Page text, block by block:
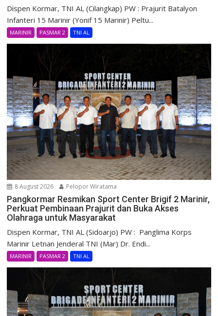
Dispen Kormar, TNI AL (Cilangkap) PW : Prajurit Batalyon
Infanteri 15 Marinir (Yonif 15 Marinir) Peltu...
MARINIR PASMAR 2 TNI AL
8 August 2026 Pelopor Wiratama
Pangkormar Resmikan Sport Center Brigif 2 Marinir,
Perkuat Pembinaan Prajurit dan Buka Akses
Olahraga untuk Masyarakat
Dispen Kormar, TNI AL (Sidoarjo) PW : Panglima Korps
Marinir Letnan Jenderal TNI (Mar) Dr. Endi...
MARINIR PASMAR 2 TNI AL